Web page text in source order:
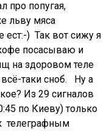
про попугая,
льву мяса
ест:-) Так вот сижу я
посасываю и
на здоровом теле
таки сноб. Ну а
Из 29 сигналов
по Киеву) только
телеграфным